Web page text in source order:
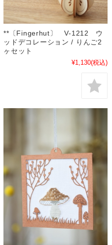
**〔Fingerhut〕 V-1212 ウ
ッドデコレーション / りんご2
ヶセット
¥1,130(税込)